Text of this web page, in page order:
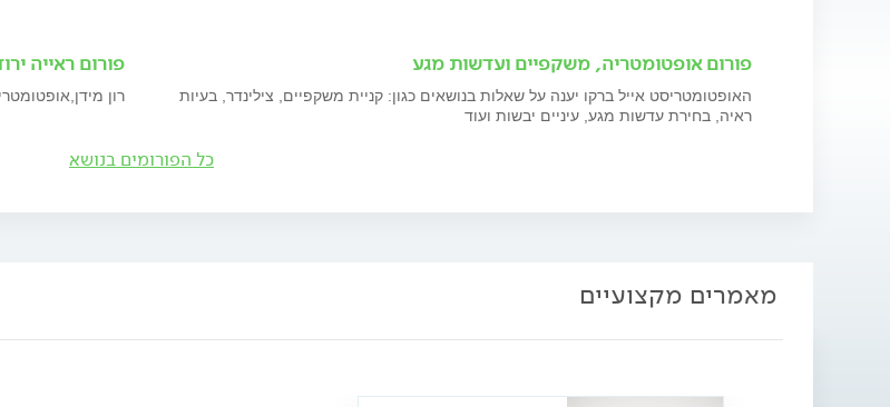
פורום אופטומטריה, משקפיים ועדשות מגע
האופטומטריסט אייל ברקו יענה על שאלות בנושאים כגון: קניית משקפיים, צילינדר, בעיות
ראיה, בחירת עדשות מגע, עיניים יבשות ועוד
פורום ראייה
רון
כל הפורומים בנושא
מאמרים מקצועיים